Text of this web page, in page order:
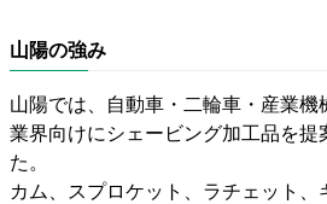
山陽の強み
山陽では、自動車・二輪車・産業機
業界向けにシェービング加工品を提
た。
カム、スプロケット、ラチェット、